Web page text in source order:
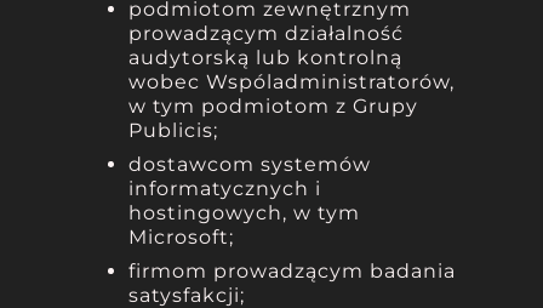
podmiotom zewnętrznym
prowadzącym działalność
audytorską lub kontrolną
wobec Wspóladministratorów,
w tym podmiotom z Grupy
Publicis;
dostawcom systemów
informatycznych i
hostingowych, w tym
Microsoft;
firmom prowadzącym badania
satysfakcji;